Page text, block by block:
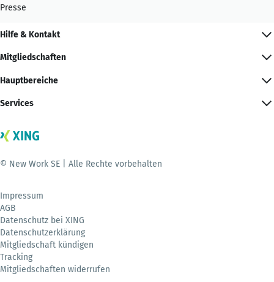
Presse
Hilfe & Kontakt
Mitgliedschaften
Hauptbereiche
Services
© New Work SE | Alle Rechte vorbehalten
Impressum
AGB
Datenschutz bei XING
Datenschutzerklärung
Mitgliedschaft kündigen
Tracking
Mitgliedschaften widerrufen